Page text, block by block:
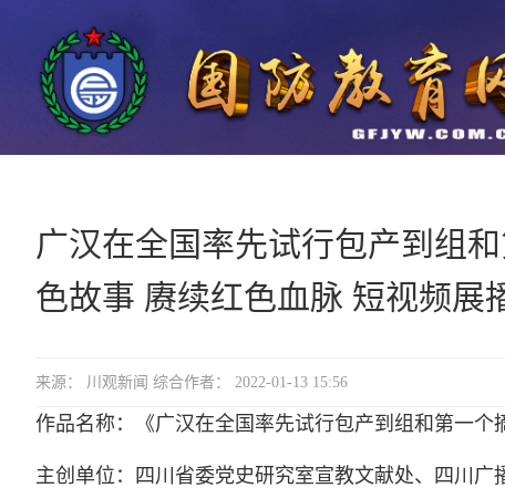
广汉在全国率先试行包产到组
色故事 赓续红色血脉 短视频展
来源： 川观新闻 综合作者： 2022-01-13 15:56
作品名称：《广汉在全国率先试行包产到组和第一个
主创单位：四川省委党史研究室宣教文献处、四川广